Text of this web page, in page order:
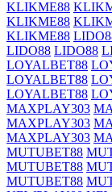
KLIKME88
KLIKME88
KLIKME88
LIDO88 LIDO88
LOYALBET88
LOYALBET88
LOYALBET88
MAXPLAY303
MAXPLAY303
MAXPLAY303
MUTUBET88
MUTUBET88
MUTUBET88